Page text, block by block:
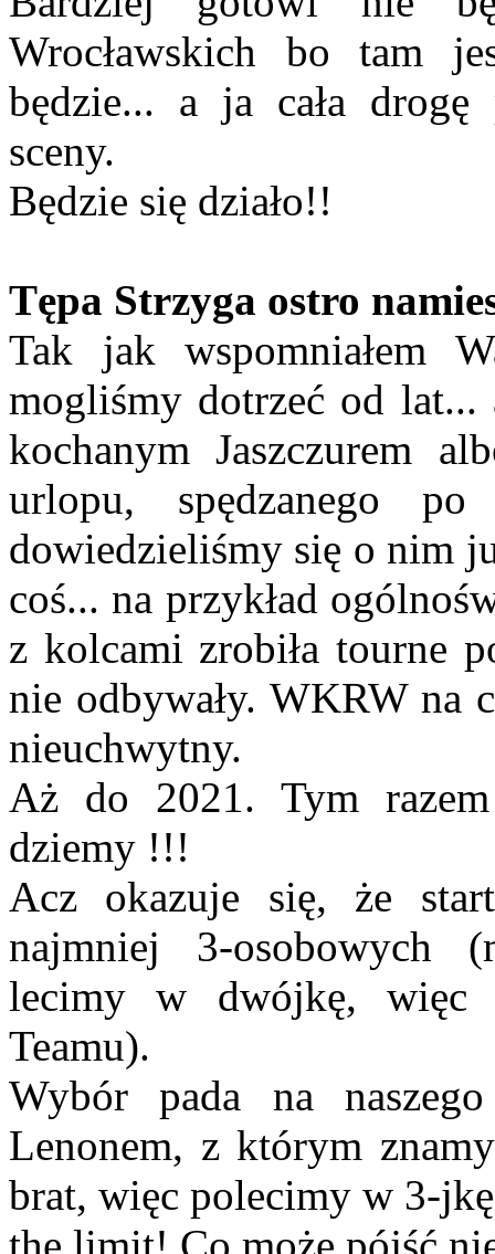
Wrocławskich bo tam
będzie... a ja cała
sceny.
Będzie się działo!!
Tępa Strzyga ostro
Tak jak wspomniałem
mogliśmy dotrzeć od lat...
kochanym Jaszczurem
urlopu, spędzanego
dowiedzieliśmy się o nim
coś... na przykład
z kolcami zrobiła tourne
nie odbywały. WKRW na
nieuchwytny.
Aż do 2021. Tym
dziemy !!!
Acz okazuje się, że
najmniej 3-osobowych
lecimy w dwójkę, więc
Teamu).
Wybór pada na
Lenonem, z którym
brat, więc polecimy w 3-